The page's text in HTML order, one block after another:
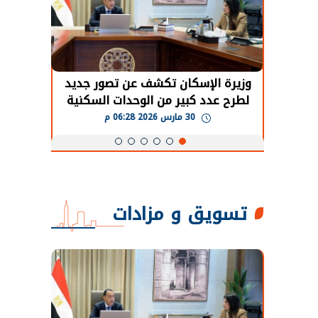
وزيرة الإسكان تكشف عن تصور جديد
لطرح عدد كبير من الوحدات السكنية
بنظام الإيجار
تسويق و مزادات